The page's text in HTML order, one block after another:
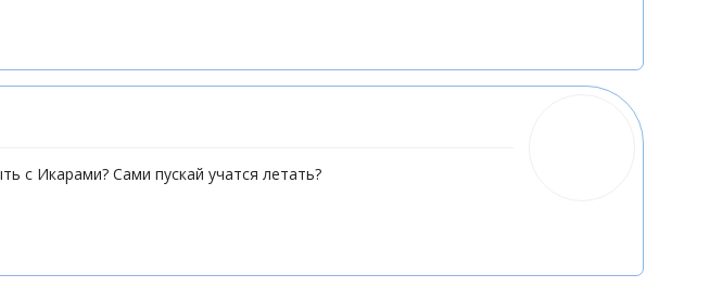
с Икарами? Сами пускай учатся летать?